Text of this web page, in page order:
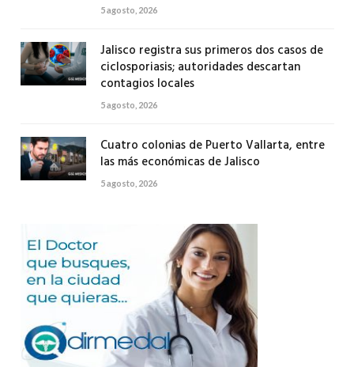
5 agosto, 2026
Jalisco registra sus primeros dos casos de
ciclosporiasis; autoridades descartan
contagios locales
5 agosto, 2026
Cuatro colonias de Puerto Vallarta, entre
las más económicas de Jalisco
5 agosto, 2026